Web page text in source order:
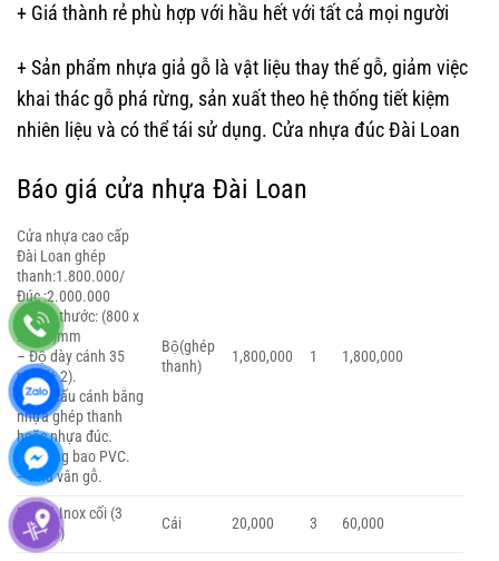
+ Giá thành rẻ phù hợp với hầu hết với tất cả mọi người
+ Sản phẩm nhựa giả gỗ là vật liệu thay thế gỗ, giảm việc
khai thác gỗ phá rừng, sản xuất theo hệ thống tiết kiệm
nhiên liệu và có thể tái sử dụng. Cửa nhựa đúc Đài Loan
Báo giá cửa nhựa Đài Loan
Cửa nhựa cao cấp
Đài Loan ghép
thanh:1.800.000/
Đúc :2.000.000
– Kích thước: (800 x
2.050)mm
– Độ dày cánh 35
mm (± 2).
– Kết cấu cánh bằng
nhựa ghép thanh
hoặc nhựa đúc.
– Khung bao PVC.
– Phủ vân gỗ.
Bộ(ghép
thanh)
1,800,000 1 1,800,000
Bản lề Inox cối (3
cái/ bộ)
Cái 20,000 3 60,000